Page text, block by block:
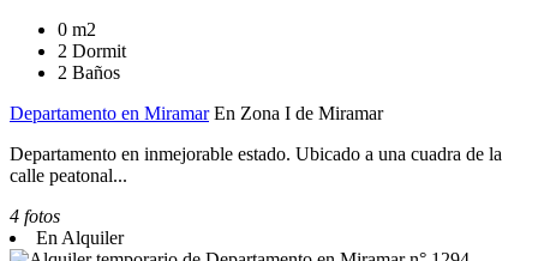
0 m2
2 Dormit
2 Baños
Departamento en Miramar En Zona I de Miramar
Departamento en inmejorable estado. Ubicado a una cuadra de la
calle peatonal...
4 fotos
En Alquiler